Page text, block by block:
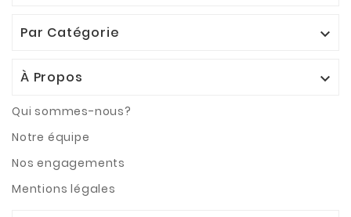
Par Catégorie 
À Propos 
Qui sommes-nous?
Notre équipe
Nos engagements
Mentions légales